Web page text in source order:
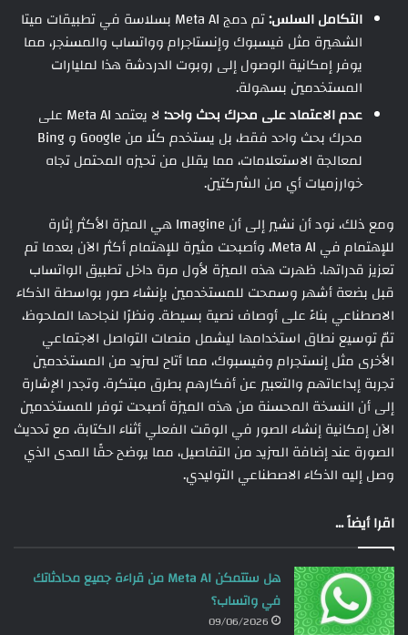
التكامل السلس:
تم دمج Meta AI بسلاسة في تطبيقات ميتا
الشهيرة مثل فيسبوك وإنستاجرام وواتساب والمسنجر، مما
يوفر إمكانية الوصول إلى روبوت الدردشة هذا لمليارات
المستخدمين بسهولة.
عدم الاعتماد على محرك بحث واحد:
لا يعتمد Meta AI على
محرك بحث واحد فقط، بل يستخدم كلًا من Google و Bing
لمعالجة الاستعلامات، مما يقلل من تحيزه المحتمل تجاه
خوارزميات أي من الشركتين.
ومع ذلك، نود أن نشير إلى أن Imagine هي الميزة الأكثر إثارة
للإهتمام في Meta AI، وأصبحت مثيرة للإهتمام أكثر الآن بعدما تم
تعزيز قدراتها. ظهرت هذه الميزة لأول مرة داخل تطبيق الواتساب
قبل بضعة أشهر وسمحت للمستخدمين بإنشاء صور بواسطة الذكاء
الاصطناعي بناءً على أوصاف نصية بسيطة. ونظرًا لنجاحها الملحوظ،
تمّ توسيع نطاق استخدامها ليشمل منصات التواصل الاجتماعي
الأخرى مثل إنستجرام وفيسبوك، مما أتاح لمزيد من المستخدمين
تجربة إبداعاتهم والتعبير عن أفكارهم بطرق مبتكرة. وتجدر الإشارة
إلى أن النسخة المحسنة من هذه الميزة أصبحت توفر للمستخدمين
الآن إمكانية إنشاء الصور في الوقت الفعلي أثناء الكتابة، مع تحديث
الصورة عند إضافة المزيد من التفاصيل، مما يوضح حقًا المدى الذي
وصل إليه الذكاء الاصطناعي التوليدي.
اقرا أيضاً ...
هل ستتمكن Meta AI من قراءة جميع محادثاتك
في واتساب؟
09/06/2026